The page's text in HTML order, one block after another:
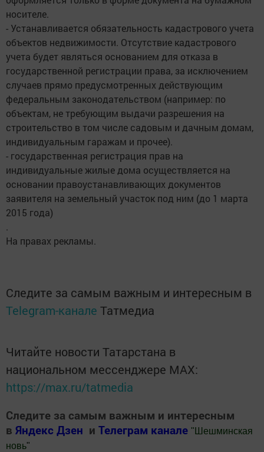
носителе.
- Устанавливается обязательность кадастрового учета
объектов недвижимости. Отсутствие кадастрового
учета будет являться основанием для отказа в
государственной регистрации права, за исключением
случаев прямо предусмотренных действующим
федеральным законодательством (например: по
объектам, не требующим выдачи разрешения на
строительство в том числе садовым и дачным домам,
индивидуальным гаражам и прочее).
- государственная регистрация прав на
индивидуальные жилые дома осуществляется на
основании правоустанавливающих документов
заявителя на земельный участок под ним (до 1 марта
2015 года)
.
На правах рекламы.
Следите за самым важным и интересным в
Telegram-канале Татмедиа
Читайте новости Татарстана в
национальном мессенджере MАХ:
https://max.ru/tatmedia
Следите за самым важным и интересным
в Яндекс Дзен и Телеграм канале " Шешминская
новь"